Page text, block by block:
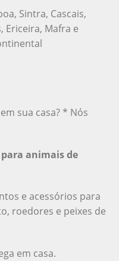
Sintra, Cascais,
Ericeira, Mafra e
sua casa? * Nós
animais de
e acessórios para
roedores e peixes de
em casa.